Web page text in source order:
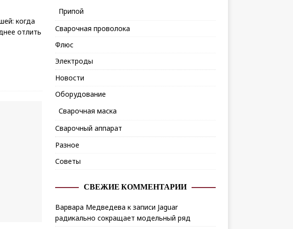
когда
отлить
Припой
Сварочная проволока
Флюс
Электроды
Новости
Оборудование
Сварочная маска
Сварочный аппарат
Разное
Советы
СВЕЖИЕ КОММЕНТАРИИ
Варвара Медведева к записи Jaguar
радикально сокращает модельный ряд